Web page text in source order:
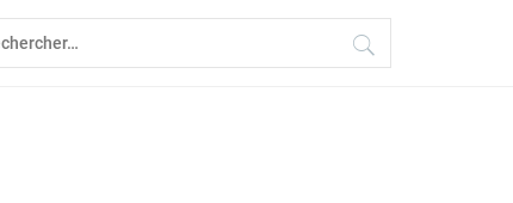
: